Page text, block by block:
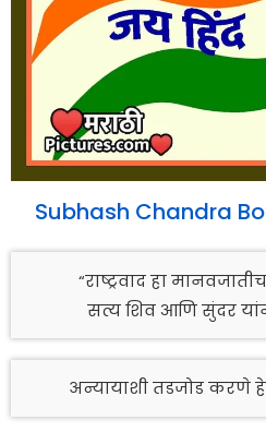
Subhash Chandra
“राष्ट्रवाद हा
सत्य शिव आणि सुंदर
अन्यायाशी तडजोड करणे